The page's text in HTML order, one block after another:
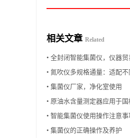
相关文章 Related
• 全封闭智能集菌仪，仪器
• 氮吹仪多规格通量：适配
• 集菌仪厂家，净化室使用
• 原油水含量测定器应用于
• 智能集菌仪使用操作注意事
• 集菌仪的正确操作及养护